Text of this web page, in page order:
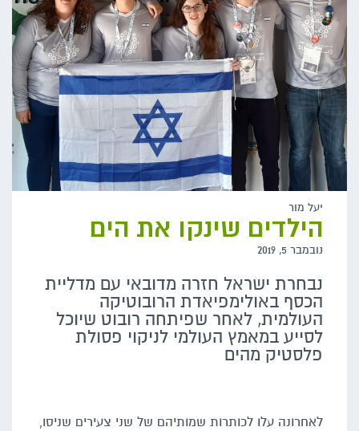
יעל מור
הילדים שינקו את הים
נובמבר 5, 2019
נבחרת ישראל חזרה מדובאי עם מדליית
הכסף באולימפיאדת הרובוטיקה
העולמית, לאחר שפיתחה רובוט שיוכל
לסייע במאמץ העולמי לניקוי פסולת
פלסטיק מהים
לאחרונה עלו לכותרות שמותיהם של שני צעירים שניסו,